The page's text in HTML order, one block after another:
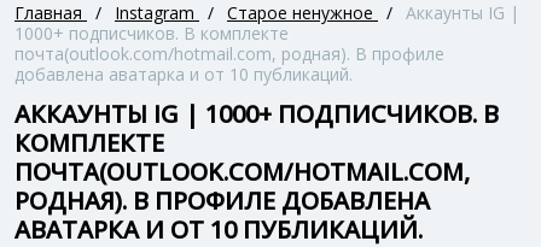
Главная / Instagram / Старое ненужное / Аккаунты IG |
1000+ подписчиков. В комплекте
почта(outlook.com/hotmail.com, родная). В профиле
добавлена аватарка и от 10 публикаций.
АККАУНТЫ IG | 1000+ ПОДПИСЧИКОВ. В
КОМПЛЕКТЕ
ПОЧТА(OUTLOOK.COM/HOTMAIL.COM,
РОДНАЯ). В ПРОФИЛЕ ДОБАВЛЕНА
АВАТАРКА И ОТ 10 ПУБЛИКАЦИЙ.